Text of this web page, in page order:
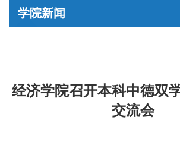
学院新闻
经济学院召开本科中德双
交流会